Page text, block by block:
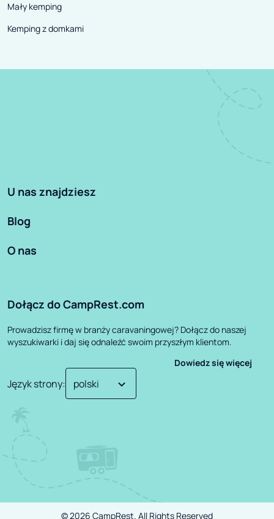
Mały kemping
Kemping z domkami
U nas znajdziesz
Blog
O nas
Dołącz do CampRest.com
Prowadzisz firmę w branży caravaningowej? Dołącz do naszej
wyszukiwarki i daj się odnaleźć swoim przyszłym klientom.
Dowiedz się więcej
Język strony:
©2026 CampRest. All Rights Reserved